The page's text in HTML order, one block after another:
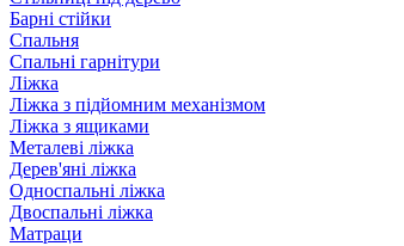
Барні стійки
Спальня
Спальні гарнітури
Ліжка
Ліжка з підйомним механізмом
Ліжка з ящиками
Металеві ліжка
Дерев'яні ліжка
Односпальні ліжка
Двоспальні ліжка
Матраци